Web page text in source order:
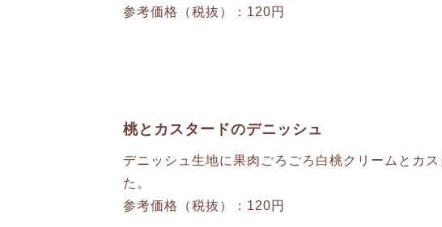
参考価格（税抜）：120円
桃とカスタードのデニッシュ
デニッシュ生地に果肉ごろごろ白桃クリームとカ
た。
参考価格（税抜）：120円